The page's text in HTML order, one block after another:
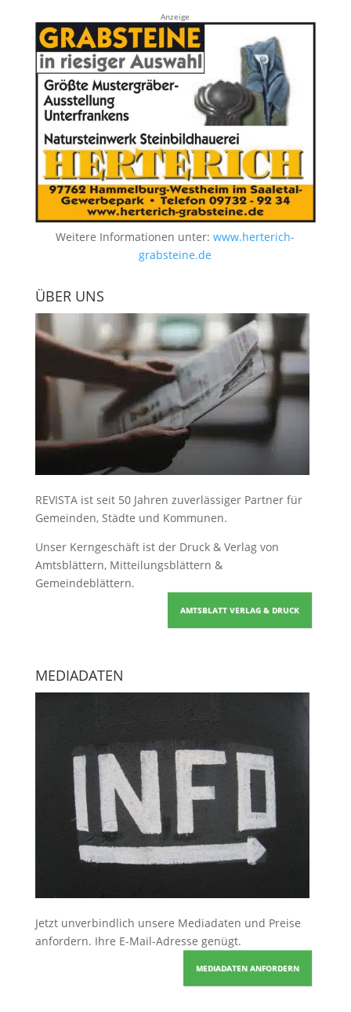
Anzeige
Weitere Informationen unter:www.herterich-
grabsteine.de
ÜBER UNS
REVISTA ist seit 50 Jahren zuverlässiger Partner für
Gemeinden, Städte und Kommunen.
Unser Kerngeschäft ist der Druck & Verlag von
Amtsblättern, Mitteilungsblättern &
Gemeindeblättern.
AMTSBLATT VERLAG & DRUCK
MEDIADATEN
Jetzt unverbindlich unsere Mediadaten und Preise
anfordern. Ihre E-Mail-Adresse genügt.
MEDIADATEN ANFORDERN